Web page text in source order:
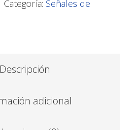
Categoría: Señales de
Descripción
adicional